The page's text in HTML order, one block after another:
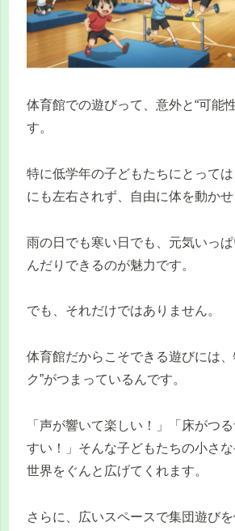
体育館での遊びって、意外と“可能
す。
特に低学年の子どもたちにとって
にも左右されず、自由に体を動かせ
雨の日でも寒い日でも、元気いっ
んだりできるのが魅力です。
でも、それだけではありません。
体育館だからこそできる遊びには、
ク”がつまっているんです。
「声が響いて楽しい！」「床がつ
すい！」そんな子どもたちの小さ
世界をぐんと広げてくれます。
さらに、広いスペースで集団遊び